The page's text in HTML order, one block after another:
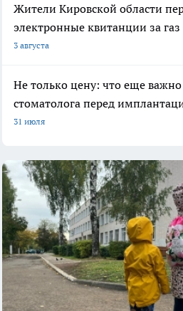
Жители Кировской области
электронные квитанции за газ
3 августа
Не только цену: что еще важно
стоматолога перед
31 июля